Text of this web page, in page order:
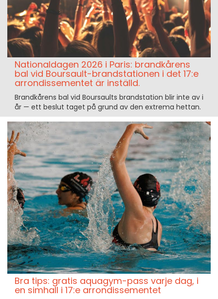
Nationaldagen 2026 i Paris: brandkårens
bal vid Boursault-brandstationen i det 17:e
arrondissementet är inställd.
Brandkårens bal vid Boursaults brandstation blir inte av i
år — ett beslut taget på grund av den extrema hettan.
Bra tips: gratis aquagym-pass varje dag, i
en simhall i 17:e arrondissementet